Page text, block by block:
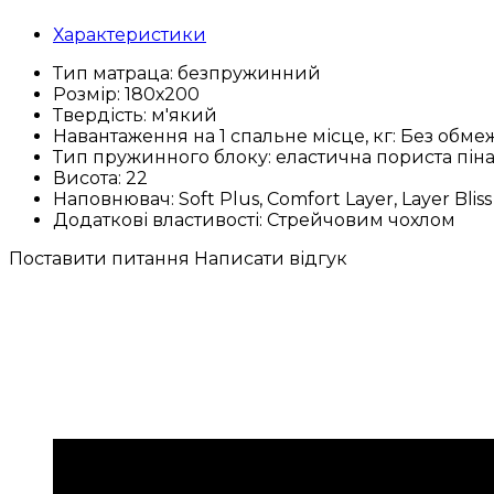
Характеристики
Тип матраца: безпружинний
Розмір: 180х200
Твердість: м'який
Навантаження на 1 спальне місце, кг: Без
Тип пружинного блоку: еластична пориста піна
Висота: 22
Наповнювач: Soft Plus, Comfort Layer, Layer Bliss
Додаткові властивості: Стрейчовим чохлом
Поставити питання Написати відгук